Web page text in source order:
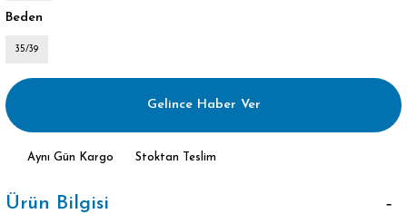
Beden
35/39
Gelince Haber Ver
Aynı Gün Kargo Stoktan Teslim
Ürün Bilgisi